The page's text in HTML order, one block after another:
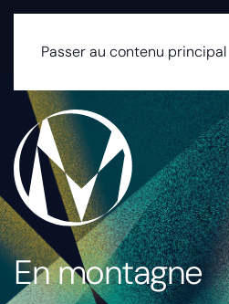
Passer au contenu principal
En montagne